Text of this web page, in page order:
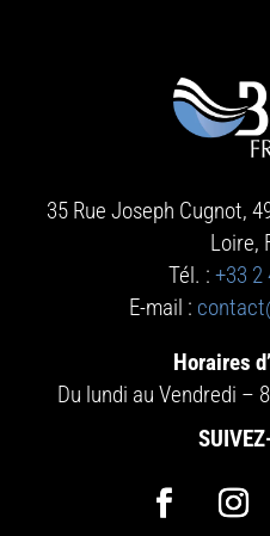
35 Rue Joseph Cugnot,
Loire,
Tél. : +33 2
E-mail :
Horaires
Du lundi au Vendredi –